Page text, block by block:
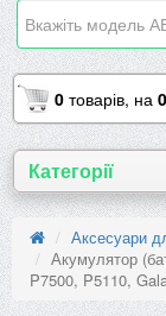
0 товарів, на
Категорії
Аксесуари
Акумулятор
P7500, P5110,